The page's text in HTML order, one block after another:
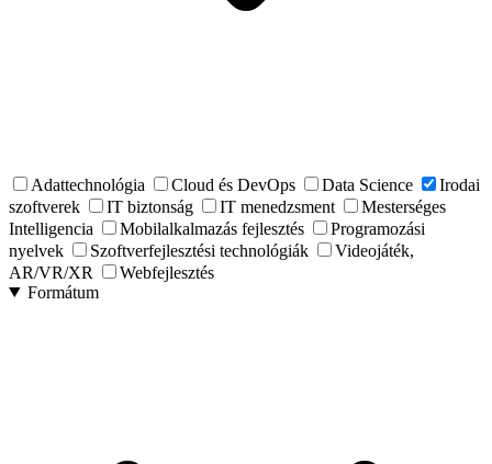
Adattechnológia Cloud és DevOps Data Science
Irodai
szoftverek
IT biztonság IT menedzsment
Mesterséges
Intelligencia
Mobilalkalmazás fejlesztés
Programozási
nyelvek
Szoftverfejlesztési technológiák
Videojáték,
AR/VR/XR
Webfejlesztés
Formátum